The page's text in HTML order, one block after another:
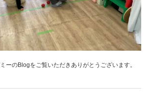
ーのBlogをご覧いただきありがとうございます。